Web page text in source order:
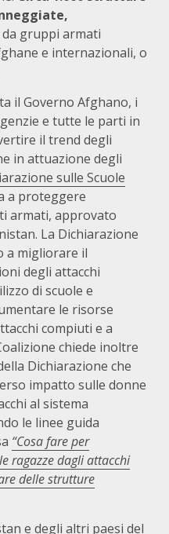
gruppi armati
e internazionali, o
il Governo Afghano, i
e tutte le parti in
il trend degli
in attuazione degli
sulle Scuole
a proteggere
armati, approvato
La Dichiarazione
a migliorare il
degli attacchi
di scuole e
le risorse
compiuti e a
chiede inoltre
Dichiarazione che
impatto sulle donne
al sistema
le linee guida
“Cosa fare per
ragazze dagli attacchi
delle strutture
e degli altri paesi del